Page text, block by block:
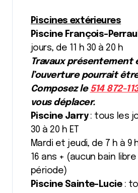
Piscines extérieures
Piscine François-
jours, de 11 h 30 à 20 h
Travaux présentement
l’ouverture pourrait
Composez le 514 872-
vous déplacer.
Piscine Jarry: tous les
30 à 20 h ET
Mardi et jeudi, de 7 h à 9
16 ans + (aucun bain
période)
Piscine Sainte-Lucie: